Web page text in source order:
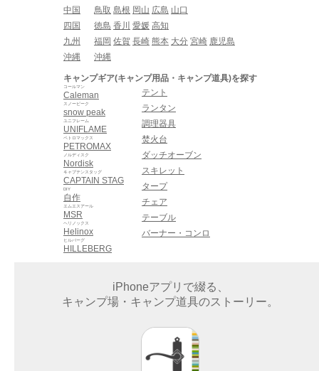
中国
鳥取 島根 岡山 広島 山口
四国
徳島 香川 愛媛 高知
九州
福岡 佐賀 長崎 熊本 大分 宮崎 鹿児島
沖縄
沖縄
キャンプギア(キャンプ用品・キャンプ道具)を探す
Caleman
コールマン
snow peak
スノーピーク
UNIFLAME
ユニフレーム
PETROMAX
ペトロマックス
Nordisk
ノルディスク
CAPTAIN STAG
キャプテンスタッグ
自作
DIY
MSR
エムエスアール
Helinox
ヘリノックス
HILLEBERG
ヒルバーグ
テント
ランタン
調理器具
焚火台
ダッチオーブン
スキレット
タープ
チェア
テーブル
バーナー・コンロ
iPhoneアプリで綴る、
キャンプ場・キャンプ道具のストーリー。